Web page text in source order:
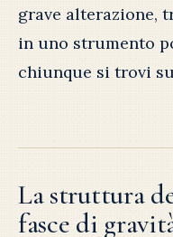
grave alterazione,
in uno strumento
chiunque si trovi
La struttura
fasce di